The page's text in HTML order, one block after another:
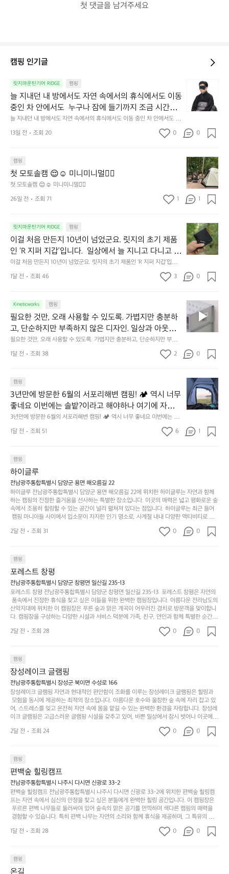
첫 댓글을 남겨주세요
캠핑 인기글
릿지마운틴기어 RIDGE 캠핑
늘 지내던 내 방에서도 자연 속에서의 휴식에서도 이동
중인 차 안에서도  누구나 잠에 들기까지 조금 시간이
걸리는 순간이 있습니다.  그럴 때는 차분하게 눈을 가
려보세요. 마치 암막 커튼을 조용히 내리듯이.  Polarte
c® Wind Pro™의 온기가 눈가를 포근히 감싸줍니다.
줍니다.  이 슬립 웜을 쓰는 것만으로 그곳은 나만의 밤
이 됩니다.  안녕히 주무세요.
늘 지내던 내 방에서도 자연 속에서의 휴식에서도 이동 중인 차 안에서도  누
구나 잠에 들기까지 조금 시간이 걸리는 순간이 있습니다.  그럴 때는 차분하
게 눈을 가려보세요. 마치 암막 커튼을 조용히 내리듯이.  Polartec® Wind
밤이 됩니다.  안녕히 주무세요.
내
던
방
도
자
연
속
에
의
휴
식
에
도
이
중
인
차
안
서
도
구
나
잠
에
기
까
이
걸
리
는
순
다.
그
럴
때
는
차
을
가
려
보
세
요.
튼
을
조
용
히
13일 전 조회 20 0 0
캠핑
첫 모토솔캠 😌☺️ 미니미니멀👌🏼
첫 모토솔캠 😌☺️ 미니미니멀👌🏼
첫
모
토
솔
캠
☺️
미
니
미
멀
👌🏼
26일 전 조회 71 1 1
릿지마운틴기어 RIDGE 캠핑
이걸 처음 만든지 10년이 넘었군요. 릿지의 초기 제품
인 ‘R 지퍼 지갑’입니다.  일상에서 늘 지니고 다니고 싶
어지는 물건에는 크기, 무게, 형태, 색감 사이의 아주 미
묘한 밸런스가 존재합니다.  예를 들자면 일에 집중하
느라 책상 위 가장자리에 대충 걸쳐 놓아도 시야에 걸
는 균형감에서 출발했습니다.  그중에서도 슬림함에 철
저히 집착했습니다. 튼튼한 내구도와 넉넉한 수납력을
해치치 않는 선에서, 가장 가볍고 얇게 설계했습니다.
이 디자인과 사용감은, 꼭 직접 손으로 만져보며 경험
해 보시기를 바랍니다.
이걸 처음 만든지 10년이 넘었군요. 릿지의 초기 제품인 ‘R 지퍼 지갑’입니
다.  일상에서 늘 지니고 다니고 싶어지는 물건에는 크기, 무게, 형태, 색감
사이의 아주 미묘한 밸런스가 존재합니다.  예를 들자면 일에 집중하느라 책
철저히 집착했습니다. 튼튼한 내구도와 넉넉한 수납력을 해치치 않는 선에
서, 가장 가볍고 얇게 설계했습니다.  이 디자인과 사용감은, 꼭 직접 손으로
만져보며 경험해 보시기를 바랍니다.
이
걸
처
음
든
0
년
이
넘
군
지
의
초
기
품
갑’입
니
다.
일
상
에
고
다
니
고
싶
어
는
크
기,
무
게,
이
의
아
주
미
1달 전 조회 46 3 0
Kineticworks 캠핑
필요한 것만, 오래 사용할 수 있도록. 가볍지만 충분하
고, 단순하지만 부족하지 않은 디자인. 일상과 아웃도
어의 경계를 자연스럽게 이어주는 RIDGE MOUNTAIN
GEAR. 키네틱웍스에서 만나보세요.
필요한 것만, 오래 사용할 수 있도록. 가볍지만 충분하고, 단순하지만 부족하
지 않은 디자인. 일상과 아웃도어의 경계를 자연스럽게 이어주는 RIDGE M
OUNTAIN GEAR. 키네틱웍스에서 만나보세요.
필
요
한
것
오
용
할
수
있
록.
분
하
고,
단
순
하
하
지
않
은
디
자
웃
도
어
의
경
럽
게
이
어
주
1달 전 조회 38 2 0
캠핑
3년만에 방문한 6월의 서포리해변 캠핑! 🏕 역시 너무
좋네요 이번에는 솔밭?이라고 해야하나 여기에 자리를
잡았는데 정말 시원하고 경치도 좋네요  서해치고 물도
맑은편, 아이들도 놀기 좋고 1박 2일은 넘 짧게 느껴지
네요  .1박 1동 1만원 (수금은 7시쯤, 동네에서 관리) .수
바로 화장실있음 .5분거리 cu .2분거리 음식점  항구에
서부터 해변까지 버스도 다니네요 ㅎㅎㅎ 아이들 엄청
좋아하네요 점심쯤도착해서 철수할때까지 물놀이 3
타임이나 했네요 ⛱️
3년만에 방문한 6월의 서포리해변 캠핑! 🏕 역시 너무 좋네요 이번에는 솔
밭?이라고 해야하나 여기에 자리를 잡았는데 정말 시원하고 경치도 좋네요
서해치고 물도 맑은편, 아이들도 놀기 좋고 1박 2일은 넘 짧게 느껴지네요  .
항구에서부터 해변까지 버스도 다니네요 ㅎㅎㅎ 아이들 엄청 좋아하네요 점
심쯤도착해서 철수할때까지 물놀이 3타임이나 했네요 ⛱️
년
만
에
문
포
리
해
변
캠
핑!
무
좋
네
요
이
이
라
고
해
야
하
리
를
잡
았
는
1달 전 조회 51 6 1
캠핑
하이글루
전남광주통합특별시 담양군 용면 해오름길 22
하이글루 전남광주통합특별시 담양군 용면 해오름길 22에 위치한 하이글루는 자연과 함께
하는 캠핑의 진정한 즐거움을 선사하는 특별한 장소입니다. 이곳의 매력은 넓고 평화로운 숲
속에서 조용히 힐링할 수 있는 공간이 널리 펼쳐져 있다는 점입니다. 하이글루는 최근 들어
캠핑 마니아들 사이에서 입소문이 자자한 인기 명소로, 사계절 내내 다양한 액티비티로 방
문객들을 맞이합니다. 특히, 하이글루의 독특한 시설인 글램핑 텐트는 고객들에게 아늑한 잠
자리를 제공하며, 캠핑의 매력을 한층 더해 줍니다. 밖에서는 자연의 소리를 들으며, 내부에
함께 좋은 시간을 보낼 수 있다는 것입니다. 또한, 하이글루 인근에는 다양한 트레킹 코스와
자전거 도로가 있어 아웃도어 활동을 좋아하는 이들에게 더욱 참조할 만한 장소가 됩니다.
담양의 아름다운 자연과 함께, 건강한 레저 활동을 즐기며 행복한 캠핑 경험을 쌓으실 수 있
습니다. 하이글루에서 특별한 순간을 만끽해보세요. 따뜻한 햇살과 함께하는 아침, 상징적인
담양의 죽녹원과 함께 어우러진 저녁, 그리고 고요한 밤하늘 아래에서 별을 바라보며 나누는
이야기들은 여러분의 캠핑 여행을 더욱 특별하게 만들어 줄 것입니다.  인기 정도: ★★★★
★
2달 전 조회 31 0 0
캠핑
포레스트 창평
전남광주통합특별시 담양군 창평면 일산길 235-13
포레스트 창평 전남광주통합특별시 담양군 창평면 일산길 235-13  포레스트 창평은 자연의
품속에서 진정한 휴식을 찾고 싶은 이들을 위한 완벽한 캠핑장입니다. 아름다운 전라남도의
산악지대에 위치한 이 캠핑장은 푸른 숲과 맑은 계곡이 어우러진 경치로 방문객을 맞이합니
다. 캠핑장을 구성하는 다양한 시설과 서비스 덕분에 가족, 친구, 연인과 함께 특별한 순간을
만들어갈 수 있는 최적의 공간이 됩니다.  포레스트 창평은 주말마다 직접 재배한 신선한 농
산물을 제공하는 캠핑장으로, 현지에서만 느낄 수 있는 자연의 맛을 경험할 수 있습니다. 또
으며 깊은 숙면을 취할 수 있는 기회를 제공합니다.  이곳은 자연과의 완벽한 조화를 이루며,
다채로운 야외 활동을 제공합니다. 특히 어린이들은 안전하게 놀 수 있는 놀이시설이 마련
되어 있어 부모님들과 함께 즐거운 시간을 보낼 수 있습니다. 주변의 다양한 관광지와 먹거
리를 탐험하는 재미도 포레스트 창평의 매력 중 하나입니다.  또한, 캠핑장을 방문한 후 지속
적으로 재방문하는 이들이 많아 인기가 날로 상승하고 있습니다. 포레스트 창평은 단순한 캠
핑 그 이상을 제공하며, 자연을 사랑하는 모든 이들에게 꼭 한번 경험해봐야 할 장소로 자리
잡았습니다.  인기 정도: ★★★★★
2달 전 조회 28 0 0
캠핑
장성레이크 글램핑
전남광주통합특별시 장성군 북이면 수성로 166
장성레이크 글램핑 자연과 현대적인 편안함이 조화를 이루는 장성레이크 글램핑은 힐링과
모험을 동시에 제공하는 최적의 장소입니다. 아름다운 호수와 울창한 숲 속에 자리 잡고 있
어, 스트레스를 잊고 온전히 자연 속에 몸을 맡길 수 있는 완벽한 환경을 자랑합니다. 장성레
이크 글램핑은 고급스러운 글램핑 시설을 갖추고 있어, 바쁜 일상에서 잠시 벗어나 이곳에
오면 사치스러운 휴식이 가능해집니다. 독립된 텐트에서 제공되는 특별한 불멍 공간은 소중
한 사람과 함께 따뜻한 이야기를 나눌 수 있는 소중한 시간을 만들어 줍니다. 또한, 주변의 자
을 창출하는 시간이 될 것입니다. 특히 식사를 좋아하는 분들에게는 매주 특별한 바비큐 파
티와 지역에서 나는 신선한 재료로 만든 다양한 요리를 제공하여 미각을 만족시켜 줍니다.
장성레이크 글램핑은 그 아름다운 경관과 최고 품질의 시설 덕분에 최근 몇 년 사이에 특히
주목받고 있는 캠핑장 중 하나입니다. 주말이면 방문객이 가득해 예약이 빠르게 차는 만큼
미리 일정을 계획하시는 것이 좋습니다. 나만의 프라이빗한 공간에서 가족 및 사랑하는 사
람들과 함께하세요. 당신의 대자연 속 힐링을 기다리는 장성레이크 글램핑은 언젠가 반드시
방문해봐야 할 명소로 자리매김하였습니다. 인기 정도: ★★★★★
2달 전 조회 24 0 0
캠핑
편백숲 힐링캠프
전남광주통합특별시 나주시 다시면 신광로 33-2
편백숲 힐링캠프 전남광주통합특별시 나주시 다시면 신광로 33-2에 위치한 편백숲 힐링캠
프는 자연 속에서 심신의 안정을 찾고 싶은 분들에게 완벽한 힐링 공간입니다. 이 캠핑장은
푸르른 편백 나무들로 둘러싸여 있어 숲속의 맑은 공기를 만끽하며 색다른 캠핑의 매력을
경험할 수 있습니다. 특히 편백 나무는 자연의 소리와 함께 휴식을 제공하며, 그 특유의 아로
마향이 심리적 안정감을 가져다줍니다. 이곳에서 아침 햇살을 맞으며 조용한 숲속에서의 커
피 한 잔은 그 어떤 도시의 카페에서 느끼기 힘든 특별함을 선사합니다. 편백숲 힐링캠프는
즐길 수 있는 기회도 많은데, 자전거를 타거나 숲속을 거닐며 다양한 생태계를 체험해보는
것도 일상의 스트레스를 잊게 해줍니다. 또한, 캠프파이어를 즐기며 별빛 아래서 시간을 보
1달 전 조회 28 0 0
캠핑